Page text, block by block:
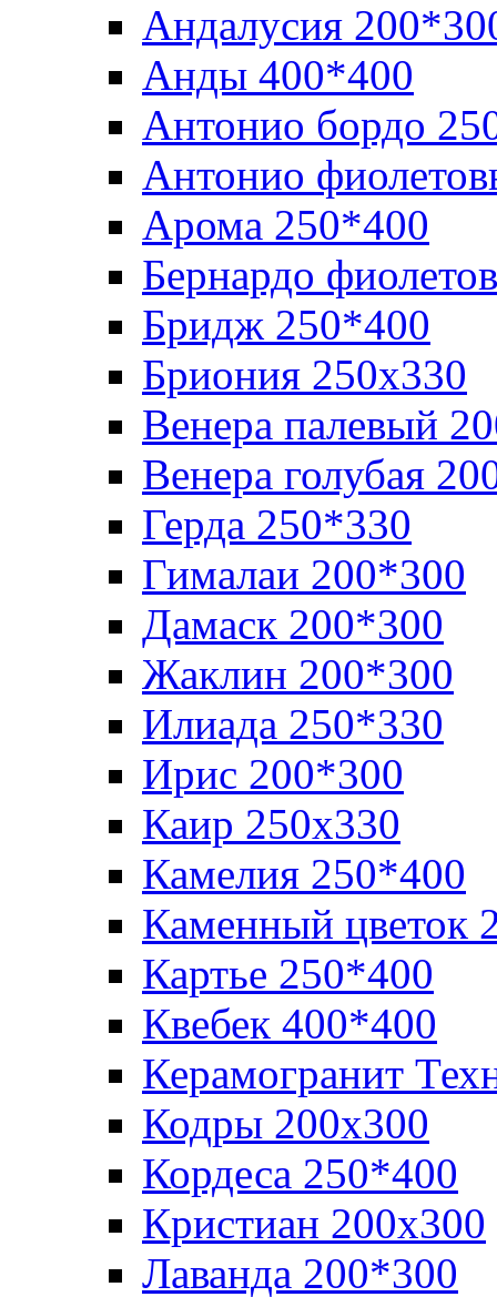
Андалусия
Анды 400*400
Антонио бордо
Антонио
Арома 250*400
Бернардо
Бридж 250*400
Бриония 250х330
Венера палевый
Венера голубая
Герда 250*330
Гималаи 200*300
Дамаск 200*300
Жаклин 200*300
Илиада 250*330
Ирис 200*300
Каир 250х330
Камелия 250*400
Каменный цветок
Картье 250*400
Квебек 400*400
Керамогранит
Кодры 200х300
Кордеса 250*400
Кристиан 200х300
Лаванда 200*300